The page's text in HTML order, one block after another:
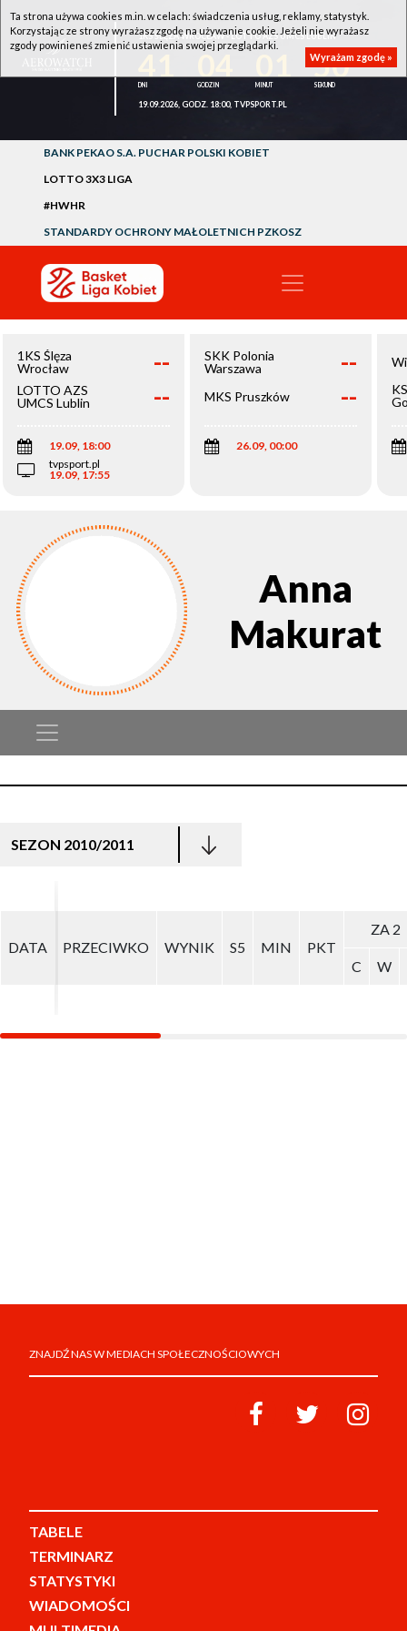
1KS ŚLĘZA WROCŁAW - LOTTO AZS UMCS LUBLIN
50
19.09.2026, GODZ. 18:00, TVPSPORT.PL
BANK PEKAO S.A. PUCHAR POLSKI KOBIET
LOTTO 3X3 LIGA
#HWHR
STANDARDY OCHRONY MAŁOLETNICH PZKOSZ
1KS Ślęza
Wrocław
--
LOTTO AZS
UMCS Lublin
--
19.09, 18:00
tvpsport.pl
19.09, 17:55
SKK Polonia
Warszawa
--
MKS Pruszków --
26.09, 00:00
Anna
Makurat
SEZON 2010/2011
DATA PRZECIWKO WYNIK S5 MIN PKT
ZA 2
C W
DATA PRZECIWKO WYNIK S5 MIN PKT
ZA 2
C W
ZNAJDŹ NAS W MEDIACH SPOŁECZNOŚCIOWYCH
TABELE
TERMINARZ
STATYSTYKI
WIADOMOŚCI
Ta strona używa cookies m.in. w celach: świadczenia usług, reklamy, statystyk.
Korzystając ze strony wyrażasz zgodę na używanie cookie. Jeżeli nie wyrażasz
zgody powinieneś zmienić ustawienia swojej przeglądarki.
Wyrażam zgodę »